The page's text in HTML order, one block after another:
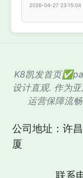
2026-04-27 23:15:04
K8凯发首页
设计直观. 作为
运营保障流
公司地址：许
厦